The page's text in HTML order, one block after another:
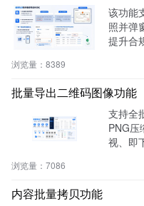
该功能
照并弹
提升合
浏览量： 8389
批量导出二维码图像功能
支持全
PNG压
视、即
浏览量： 7086
内容批量拷贝功能